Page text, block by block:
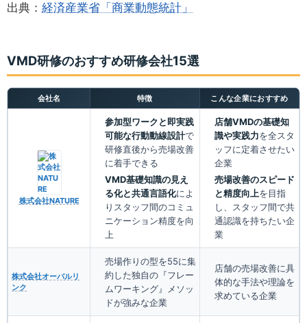
出典： 経済産業省「商業動態統計」
VMD研修のおすすめ研修会社15選
会社名 特徴 こんな企業におすすめ
株式会社NATURE
参加型ワークと即実践
可能な行動動線設計で
研修直後から売場改善
に着手できる
VMD基礎知識の見え
る化と共通言語化によ
りスタッフ間のコミュ
ニケーション精度を向
上
店舗VMDの基礎知
識や実践力を全スタ
ッフに定着させたい
企業
売場改善のスピード
と精度向上を目指
し、スタッフ間で共
通認識を持ちたい企
業
株式会社オーバルリ
ンク
売場作りの型を55に集
約した独自の『フレー
ムワーキング』メソッ
ドが強みな企業
店舗の売場改善に具
体的な手法や理論を
求めている企業